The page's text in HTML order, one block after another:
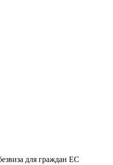
для граждан ЕС